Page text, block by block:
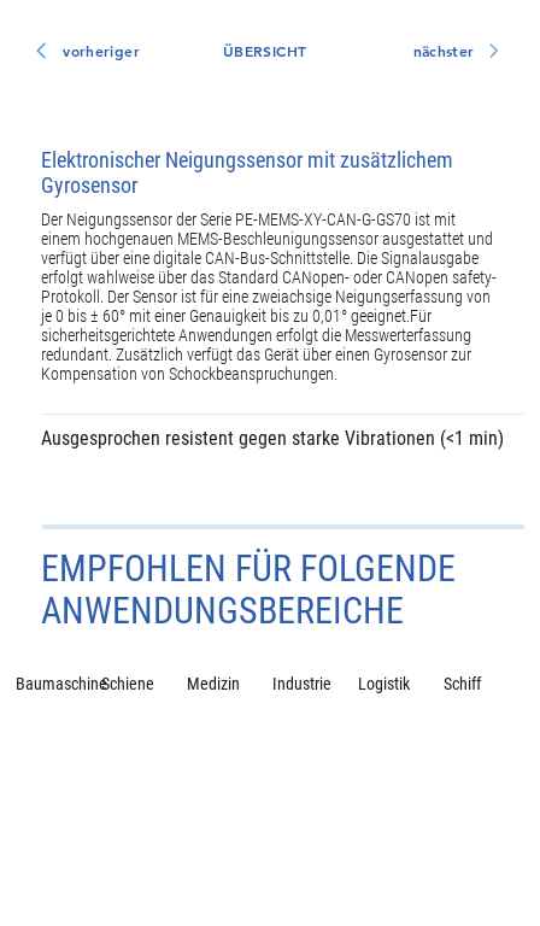
ÜBERSICHT
vorheriger nächster
Elektronischer Neigungssensor mit zusätzlichem
Gyrosensor
Der Neigungssensor der Serie PE-MEMS-XY-CAN-G-GS70 ist mit
einem hochgenauen MEMS-Beschleunigungssensor ausgestattet und
verfügt über eine digitale CAN-Bus-Schnittstelle. Die Signalausgabe
erfolgt wahlweise über das Standard CANopen- oder CANopen safety-
Protokoll. Der Sensor ist für eine zweiachsige Neigungserfassung von
je 0 bis ± 60° mit einer Genauigkeit bis zu 0,01° geeignet.Für
sicherheitsgerichtete Anwendungen erfolgt die Messwerterfassung
redundant. Zusätzlich verfügt das Gerät über einen Gyrosensor zur
Kompensation von Schockbeanspruchungen.
Ausgesprochen resistent gegen starke Vibrationen (<1 min)
EMPFOHLEN FÜR FOLGENDE
ANWENDUNGSBEREICHE
BaumaschineSchiene Medizin Industrie Logistik Schiff